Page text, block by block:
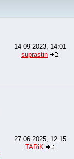
14 09 2023, 14:01
suprastin
27 06 2025, 12:15
TARiK